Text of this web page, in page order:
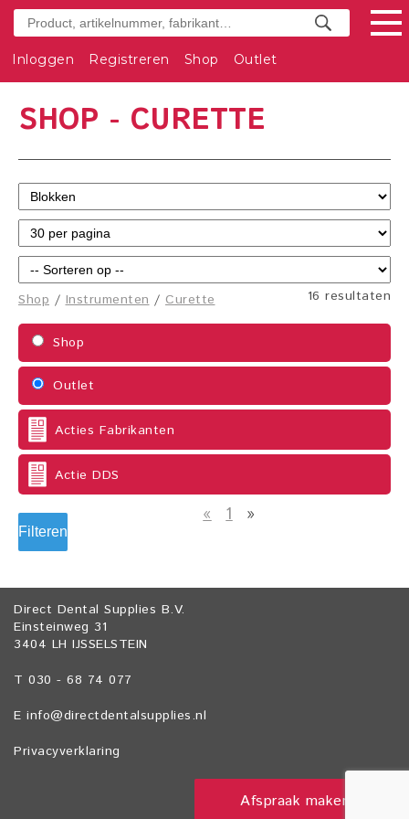
Inloggen Registreren Shop Outlet
SHOP - CURETTE
16 resultaten
Shop /Instrumenten/ Curette
Shop
Outlet
Acties Fabrikanten
Actie DDS
Filteren
« 1 »
Direct Dental Supplies B.V.
Einsteinweg 31
3404 LH IJSSELSTEIN
T 030 - 68 74 077
E info@directdentalsupplies.nl
Privacyverklaring
Afspraak maken